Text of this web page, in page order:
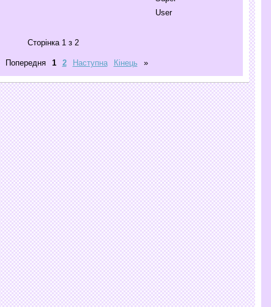
User
Сторінка 1 з 2
Попередня 1 2 Наступна Кінець »